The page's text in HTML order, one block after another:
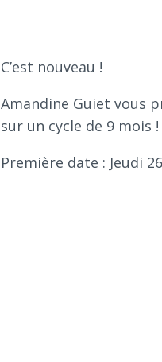
C’est nouveau !
Amandine Guiet vous
sur un cycle de 9 mois !
Première date : Jeudi